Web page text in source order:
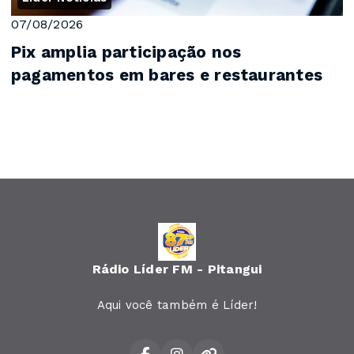
07/08/2026
Pix amplia participação nos
pagamentos em bares e restaurantes
Rádio Líder FM - Pitangui
Aqui você também é Líder!